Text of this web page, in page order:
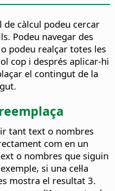
de càlcul podeu cercar
Podeu navegar des
podeu realçar totes les
cop i després aplicar-hi
el contingut de la
tant text o nombres
com en un
o nombres que siguin
si una cel·la
mostra el resultat 3.